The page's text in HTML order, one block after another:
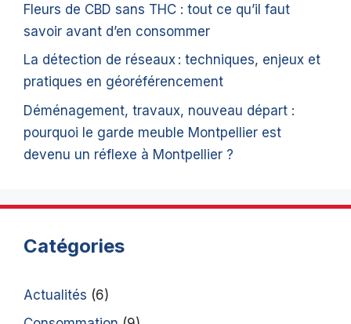
Fleurs de CBD sans THC : tout ce qu’il faut
savoir avant d’en consommer
La détection de réseaux : techniques, enjeux et
pratiques en géoréférencement
Déménagement, travaux, nouveau départ :
pourquoi le garde meuble Montpellier est
devenu un réflexe à Montpellier ?
Catégories
Actualités (6)